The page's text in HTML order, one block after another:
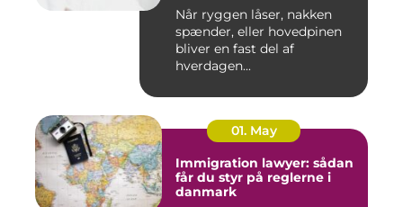
Når ryggen låser, nakken
spænder, eller hovedpinen
bliver en fast del af
hverdagen...
01. May
Immigration lawyer: sådan
får du styr på reglerne i
danmark